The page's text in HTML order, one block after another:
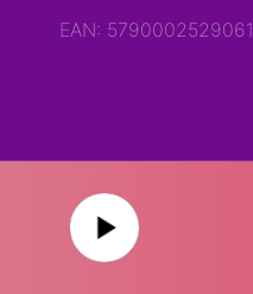
EAN: 5790002529061